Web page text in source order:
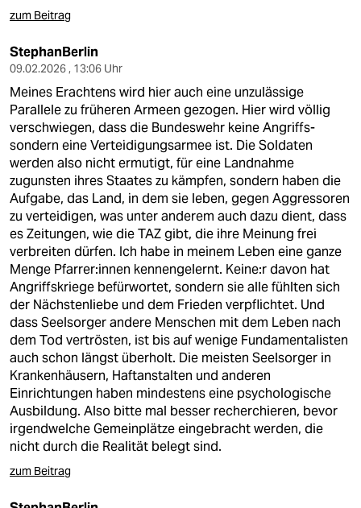
zum Beitrag
StephanBerlin
09.02.2026 , 13:06 Uhr
Meines Erachtens wird hier auch eine unzulässige
Parallele zu früheren Armeen gezogen. Hier wird völlig
verschwiegen, dass die Bundeswehr keine Angriffs-
sondern eine Verteidigungsarmee ist. Die Soldaten
werden also nicht ermutigt, für eine Landnahme
zugunsten ihres Staates zu kämpfen, sondern haben die
Aufgabe, das Land, in dem sie leben, gegen Aggressoren
zu verteidigen, was unter anderem auch dazu dient, dass
es Zeitungen, wie die TAZ gibt, die ihre Meinung frei
verbreiten dürfen. Ich habe in meinem Leben eine ganze
Menge Pfarrer:innen kennengelernt. Keine:r davon hat
Angriffskriege befürwortet, sondern sie alle fühlten sich
der Nächstenliebe und dem Frieden verpflichtet. Und
dass Seelsorger andere Menschen mit dem Leben nach
dem Tod vertrösten, ist bis auf wenige Fundamentalisten
auch schon längst überholt. Die meisten Seelsorger in
Krankenhäusern, Haftanstalten und anderen
Einrichtungen haben mindestens eine psychologische
Ausbildung. Also bitte mal besser recherchieren, bevor
irgendwelche Gemeinplätze eingebracht werden, die
nicht durch die Realität belegt sind.
zum Beitrag